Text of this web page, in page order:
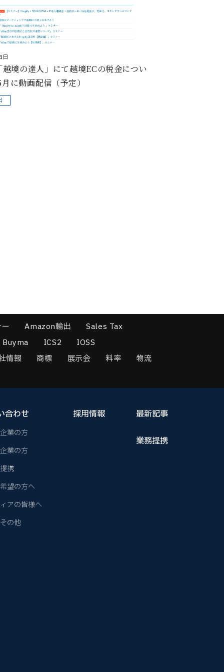
境の達人」にて越境ECの税金につい
に動画配信（予定）
Amazon輸出
Sales Tax
Buyma
ICS2
IOSS
情報
商標 展示会 料率 物流
合わせ
業の方
業の方
携
望の方へ
アの皆様へ
の他
採用情報 最新記事
業務提携